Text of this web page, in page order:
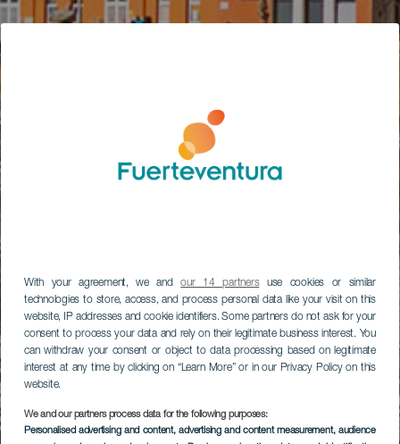
With your agreement, we andour 14 partnersuse cookies or similar
technologies to store, access, and process personal data like your visit on this
website, IP addresses and cookie identifiers. Some partners do not ask for your
consent to process your data and rely on their legitimate business interest. You
can withdraw your consent or object to data processing based on legitimate
interest at any time by clicking on “Learn More” or in our Privacy Policy on this
website.
We and our partners process data for the following purposes:
Personalised advertising and content, advertising and content measurement, audience